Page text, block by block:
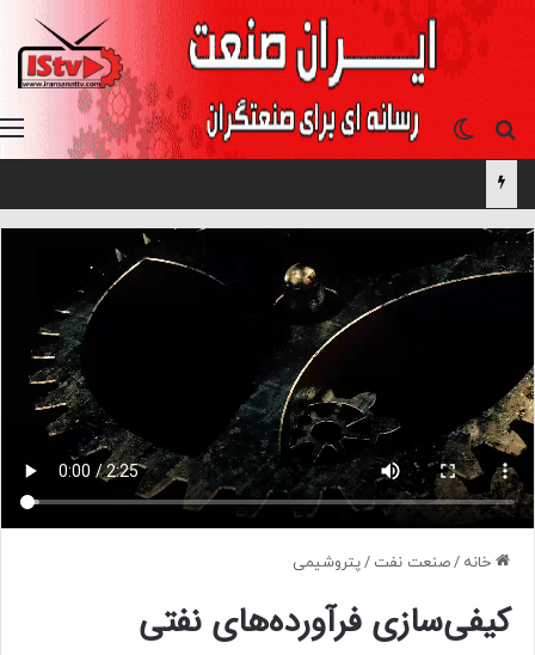
جستجو برایتغییر پوسته
خانه /صنعت نفت /پتروشیمی
کیفی‌سازی فرآورده‌های نفتی